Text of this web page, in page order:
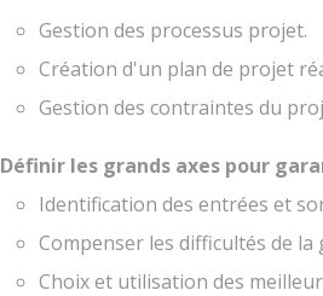
Gestion des processus projet.
Création d'un plan de projet
Gestion des contraintes du
Définir les grands axes pour
Identification des entrées et
Compenser les difficultés de
Choix et utilisation des